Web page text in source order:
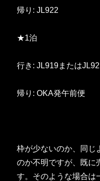
帰り: JL922
★1泊
行き: JL919または
帰り: OKA発午前便
枠が少ないのか、同じ
のか不明ですが、既に
す。そのような場合は